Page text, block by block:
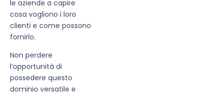
le aziende a capire
cosa vogliono i loro
clienti e come possono
fornirlo.
Non perdere
l’opportunità di
possedere questo
dominio versatile e